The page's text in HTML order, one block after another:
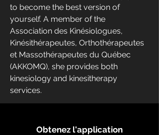
to become the best version of
yourself. A member of the
Association des Kinésiologues,
Kinésithérapeutes, Orthothérapeutes
et Massothérapeutes du Québec
(AKKOMQ), she provides both
kinesiology and kinesitherapy
services.
Obtenez l'application